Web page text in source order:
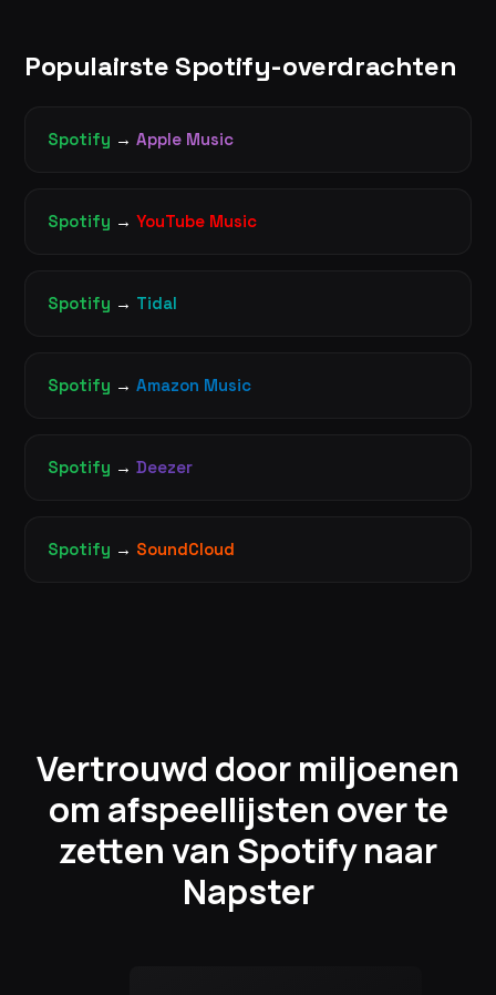
Populairste Spotify-overdrachten
Spotify → Apple Music
Spotify → YouTube Music
Spotify → Tidal
Spotify → Amazon Music
Spotify → Deezer
Spotify → SoundCloud
Vertrouwd door miljoenen
om afspeellijsten over te
zetten van Spotify naar
Napster